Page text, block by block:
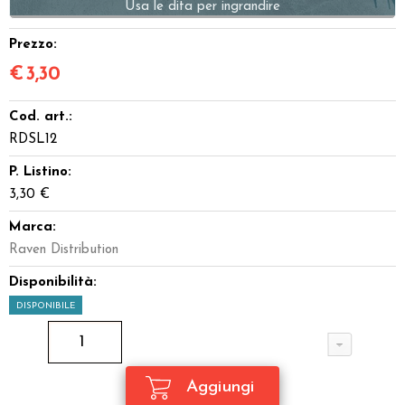
Prezzo:
€3,30
Cod. art.:
RDSL12
P. Listino:
3,30 €
Marca:
Raven Distribution
Disponibilità:
DISPONIBILE